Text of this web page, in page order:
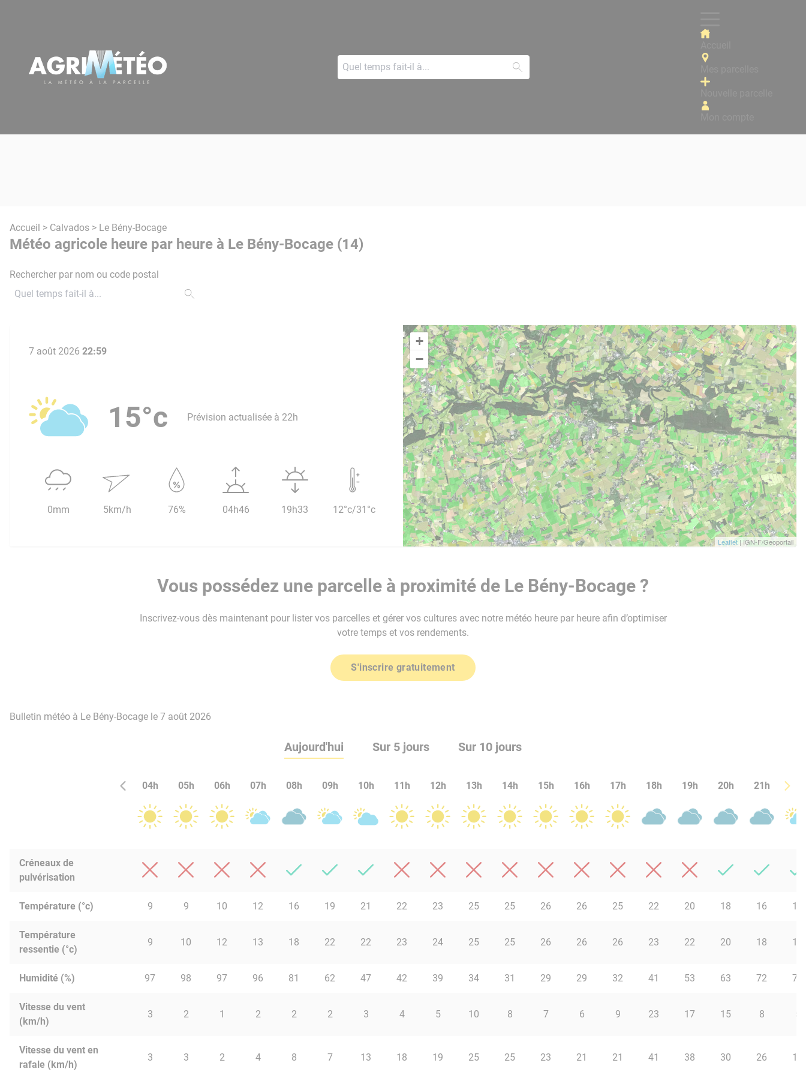
Accueil > Calvados > Le Bény-Bocage
Météo agricole heure par heure à Le Bény-Bocage (14)
Rechercher par nom ou code postal
+
−
Leaflet | IGN-F/Geoportail
7 août 2026 22:59
15°c Prévision actualisée à 22h
0mm 5km/h 76% 04h46 19h33 12°c/31°c
Vous possédez une parcelle à proximité de Le Bény-Bocage ?
Inscrivez-vous dès maintenant pour lister vos parcelles et gérer vos cultures avec notre météo heure par heure afin d’optimiser
votre temps et vos rendements.
S'inscrire gratuitement
Bulletin météo à Le Bény-Bocage le 7 août 2026
Aujourd'hui Sur 5 jours Sur 10 jours
04h 05h 06h 07h 08h 09h 10h 11h 12h 13h 14h 15h 16h 17h 18h 19h 20h 21h 22h
Créneaux de
pulvérisation
Température (°c) 9 9 10 12 16 19 21 22 23 25 25 26 26 25 22 20 18 16 15
Température
ressentie (°c)
9 10 12 13 18 22 22 23 24 25 25 26 26 26 23 22 20 18 16
Humidité (%) 97 98 97 96 81 62 47 42 39 34 31 29 29 32 41 53 63 72 76
Vitesse du vent
(km/h)
3 2 1 2 2 2 3 4 5 10 8 7 6 9 23 17 15 8 5
Vitesse du vent en
rafale (km/h)
3 3 2 4 8 7 13 18 19 25 25 23 21 21 41 38 30 26 14